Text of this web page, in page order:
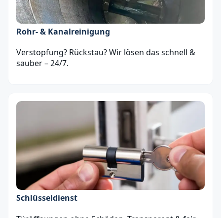
Rohr- & Kanalreinigung
Verstopfung? Rückstau? Wir lösen das schnell &
sauber – 24/7.
Schlüsseldienst